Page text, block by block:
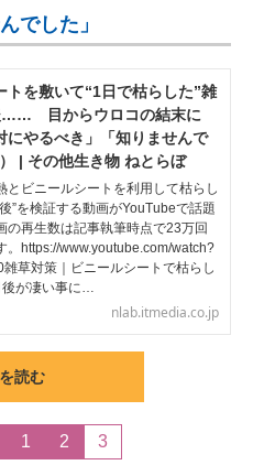
でした」
トを敷いて“1日で枯らした”雑
目からウロコの結末に
にやるべき」「知りませんで
| その他生き物 ねとらぼ
ビニールシートを利用して枯らし
”を検証する動画がYouTubeで話題
の再生数は記事執筆時点で23万回
。https://www.youtube.com/watch?
草対策｜ビニールシートで枯らし
後が凄い事に…
nlab.itmedia.co.jp
読む
1 2 3